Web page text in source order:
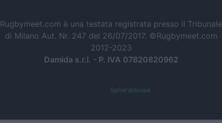
Rugbymeet.com è una testata registrata presso il Tribunale
di Milano Aut. Nr. 247 del 26/07/2017. ©Rugbymeet.com
2012-2023
Damida s.r.l. - P. IVA 07820820962
SpheraHouse